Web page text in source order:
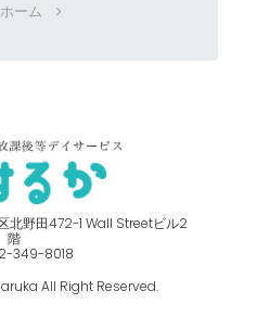
ホーム
北野⽥472-1 Wall Streetビル2
階
349-8018
All Right Reserved.